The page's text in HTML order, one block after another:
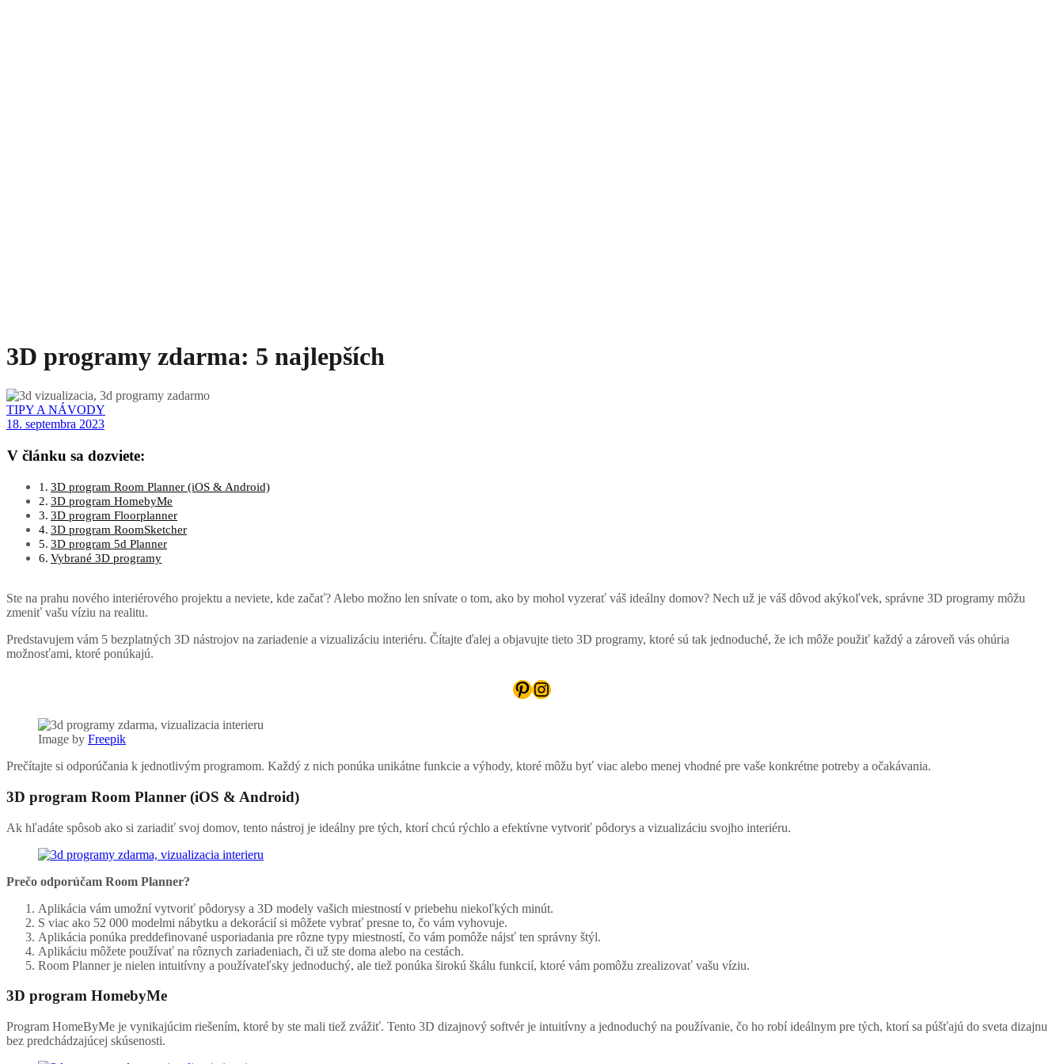
3D programy zdarma: 5 najlepších
TIPY A NÁVODY
18. septembra 2023
V článku sa dozviete:
3D program Room Planner (iOS & Android)
3D program HomebyMe
3D program Floorplanner
3D program RoomSketcher
3D program 5d Planner
Vybrané 3D programy
Ste na prahu nového interiérového projektu a neviete, kde začať? Alebo možno len snívate o tom, ako by mohol vyzerať váš ideálny domov? Nech už je váš dôvod akýkoľvek, správne 3D programy môžu
zmeniť vašu víziu na realitu.
Predstavujem vám 5 bezplatných 3D nástrojov na zariadenie a vizualizáciu interiéru. Čítajte ďalej a objavujte tieto 3D programy, ktoré sú tak jednoduché, že ich môže použiť každý a zároveň vás ohúria
možnosťami, ktoré ponúkajú.
Pinterest
Instagram
Image by Freepik
Prečítajte si odporúčania k jednotlivým programom. Každý z nich ponúka unikátne funkcie a výhody, ktoré môžu byť viac alebo menej vhodné pre vaše konkrétne potreby a očakávania.
3D program Room Planner (iOS & Android)
Ak hľadáte spôsob ako si zariadiť svoj domov, tento nástroj je ideálny pre tých, ktorí chcú rýchlo a efektívne vytvoriť pôdorys a vizualizáciu svojho interiéru.
Prečo odporúčam Room Planner?
Aplikácia vám umožní vytvoriť pôdorysy a 3D modely vašich miestností v priebehu niekoľkých minút.
S viac ako 52 000 modelmi nábytku a dekorácií si môžete vybrať presne to, čo vám vyhovuje.
Aplikácia ponúka preddefinované usporiadania pre rôzne typy miestností, čo vám pomôže nájsť ten správny štýl.
Aplikáciu môžete používať na rôznych zariadeniach, či už ste doma alebo na cestách.
Room Planner je nielen intuitívny a používateľsky jednoduchý, ale tiež ponúka širokú škálu funkcií, ktoré vám pomôžu zrealizovať vašu víziu.
3D program HomebyMe
Program HomeByMe je vynikajúcim riešením, ktoré by ste mali tiež zvážiť. Tento 3D dizajnový softvér je intuitívny a jednoduchý na používanie, čo ho robí ideálnym pre tých, ktorí sa púšťajú do sveta dizajnu
bez predchádzajúcej skúsenosti.